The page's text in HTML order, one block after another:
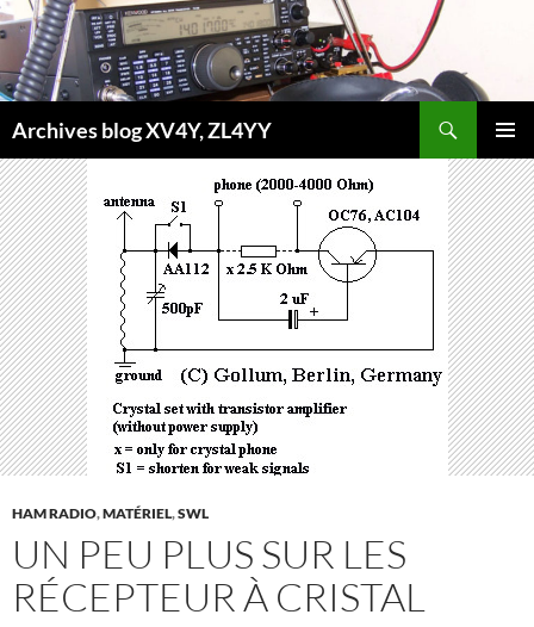
Aller
au
contenu
Archives blog XV4Y, ZL4YY
MENU
HAM RADIO,MATÉRIEL,SWL
UN PEU PLUS SUR LES
RÉCEPTEUR À CRISTAL